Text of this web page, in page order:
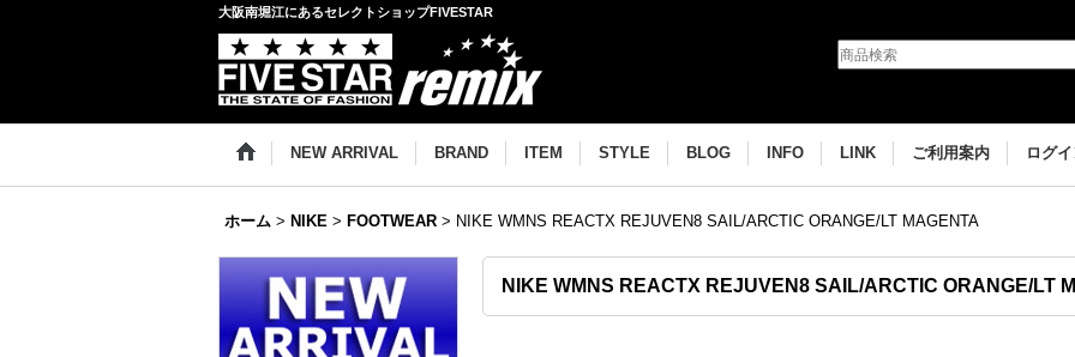
大阪南堀江にあるセレクトショップFIVESTAR
NEW ARRIVAL BRAND ITEM STYLE BLOG INFO LINK ご利用案内 ログ
ホーム > NIKE > FOOTWEAR > NIKE WMNS REACTX REJUVEN8 SAIL/ARCTIC ORANGE/LT MAGENTA
NIKE WMNS REACTX REJUVEN8 SAIL/ARCTIC ORANGE/LT